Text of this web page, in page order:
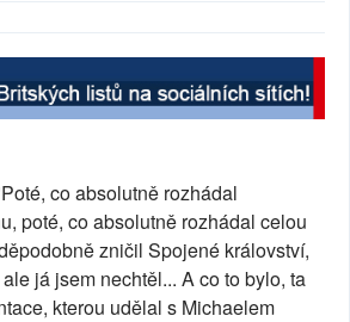
co absolutně rozhádal
poté, co absolutně rozhádal celou
zničil Spojené království,
já jsem nechtěl... A co to bylo, ta
kterou udělal s Michaelem